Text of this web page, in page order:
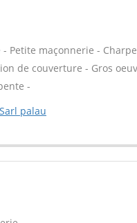
- Petite maçonnerie -
de couverture - Gros
-
Sarl palau